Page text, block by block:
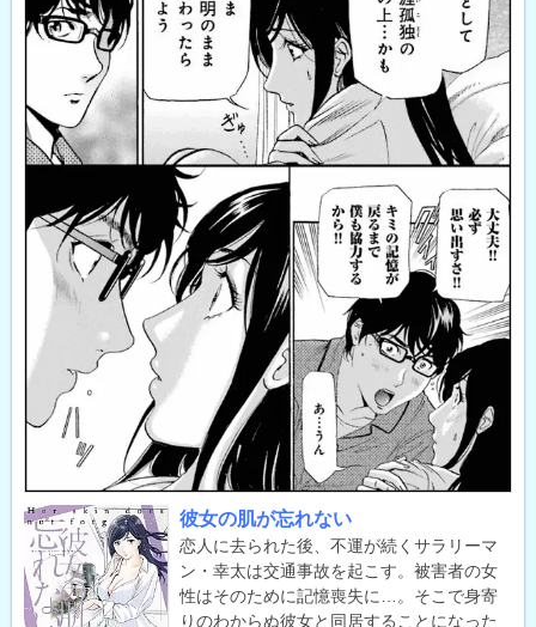
彼女の肌が忘れない
恋人に去られた後、不運が続くサラリーマ
ン・幸太は交通事故を起こす。被害者の女
性はそのために記憶喪失に…。そこで身寄
りのわからぬ彼女と同居することになった